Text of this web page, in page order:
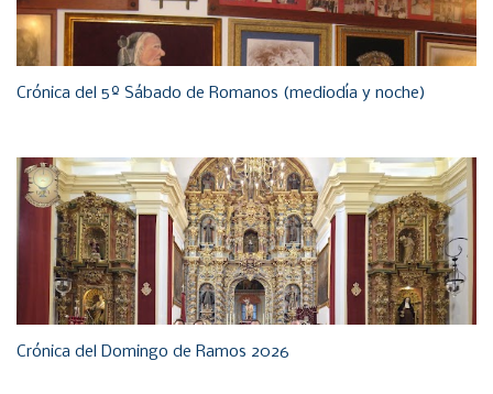
Crónica del 5º Sábado de Romanos (mediodía y noche)
Crónica del Domingo de Ramos 2026